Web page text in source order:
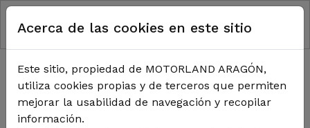
Pasar al contenido principal
RUTA DE NAVEGACIÓN
Inicio Noticias
TODA LA ACTUALIDAD DE
MOTORLAND
Acerca de las cookies en este sitio
Este sitio, propiedad de MOTORLAND ARAGÓN,
utiliza cookies propias y de terceros que permiten
mejorar la usabilidad de navegación y recopilar
información.